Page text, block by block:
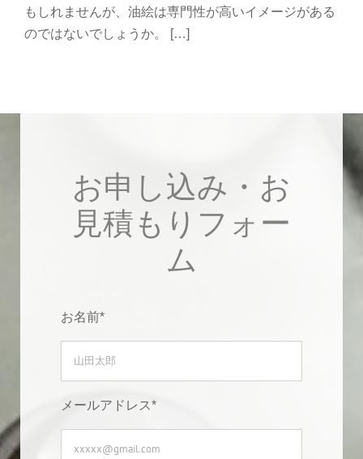
もしれませんが、油絵は専門性が高いイメージがある
のではないでしょうか。 […]
お申し込み・お
見積もりフォー
ム
お名前*
メールアドレス*